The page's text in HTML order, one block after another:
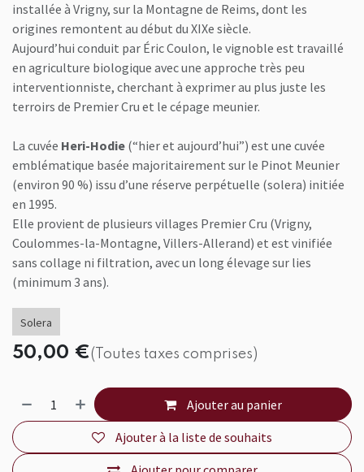
installée à Vrigny, sur la Montagne de Reims, dont les
origines remontent au début du XIXe siècle.
Aujourd’hui conduit par Éric Coulon, le vignoble est travaillé
en agriculture biologique avec une approche très peu
interventionniste, cherchant à exprimer au plus juste les
terroirs de Premier Cru et le cépage meunier.
La cuvée Heri-Hodie (“hier et aujourd’hui”) est une cuvée
emblématique basée majoritairement sur le Pinot Meunier
(environ 90 %) issu d’une réserve perpétuelle (solera) initiée
en 1995.
Elle provient de plusieurs villages Premier Cru (Vrigny,
Coulommes-la-Montagne, Villers-Allerand) et est vinifiée
sans collage ni filtration, avec un long élevage sur lies
(minimum 3 ans).
Solera
50,00 €(Toutes taxes comprises)
Ajouter au panier
Ajouter à la liste de souhaits